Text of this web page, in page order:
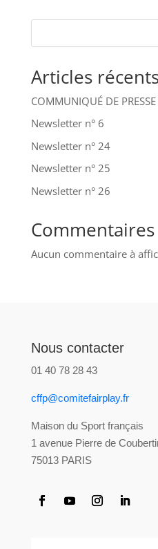
Articles
COMMUNIQUÉ DE
Newsletter n° 6
Newsletter n° 24
Newsletter n° 25
Newsletter n° 26
Aucun commentaire à
Nous contacter
01 40 78 28 43
cffp@comitefairplay.fr
Maison du Sport français
1 avenue Pierre de
75013 PARIS